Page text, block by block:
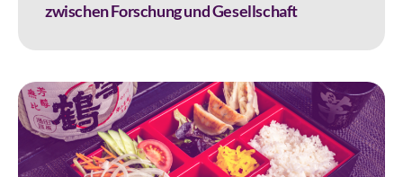
zwischen Forschung und Gesellschaft